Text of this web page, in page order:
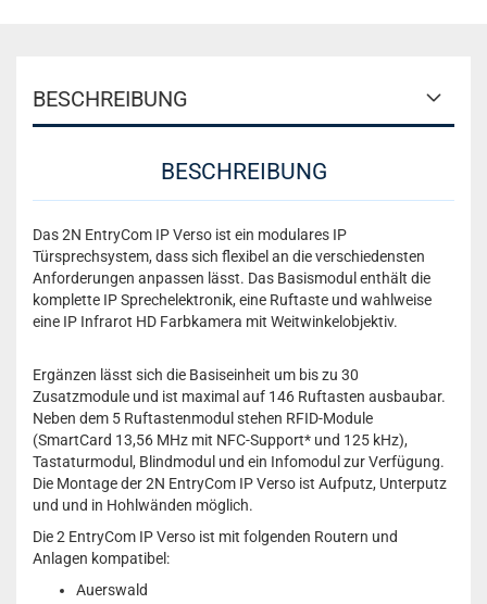
BESCHREIBUNG
BESCHREIBUNG
Das 2N EntryCom IP Verso ist ein modulares IP
Türsprechsystem, dass sich flexibel an die verschiedensten
Anforderungen anpassen lässt. Das Basismodul enthält die
komplette IP Sprechelektronik, eine Ruftaste und wahlweise
eine IP Infrarot HD Farbkamera mit Weitwinkelobjektiv.
Ergänzen lässt sich die Basiseinheit um bis zu 30
Zusatzmodule und ist maximal auf 146 Ruftasten ausbaubar.
Neben dem 5 Ruftastenmodul stehen RFID-Module
(SmartCard 13,56 MHz mit NFC-Support* und 125 kHz),
Tastaturmodul, Blindmodul und ein Infomodul zur Verfügung.
Die Montage der 2N EntryCom IP Verso ist Aufputz, Unterputz
und und in Hohlwänden möglich.
Die 2 EntryCom IP Verso ist mit folgenden Routern und
Anlagen kompatibel:
Auerswald